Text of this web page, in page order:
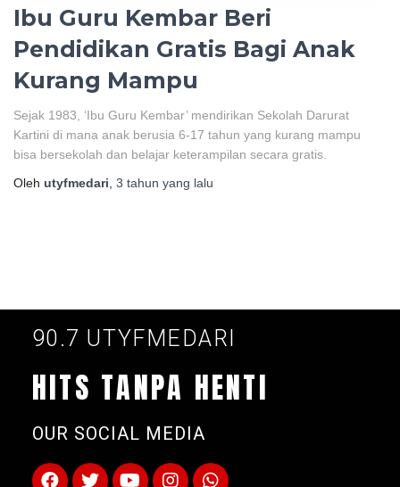
Ibu Guru Kembar Beri
Pendidikan Gratis Bagi Anak
Kurang Mampu
Sejak 1983, ‘Ibu Guru Kembar’ mendirikan Sekolah Darurat
Kartini di mana anak berusia 6-17 tahun yang kurang mampu
bisa bersekolah dan belajar keterampilan secara gratis.
Oleh utyfmedari 3 tahun yang lalu
90.7 UTYFMEDARI
HITS TANPA HENTI
OUR SOCIAL MEDIA